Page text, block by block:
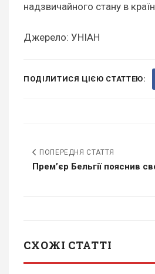
надзвичайного стану в
Джерело: УНІАН
ПОДІЛИТИСЯ ЦІЄЮ СТАТТЕЮ:
ПОПЕРЕДНЯ СТАТТЯ
Прем’єр Бельгії пояснив
СХОЖІ СТАТТІ